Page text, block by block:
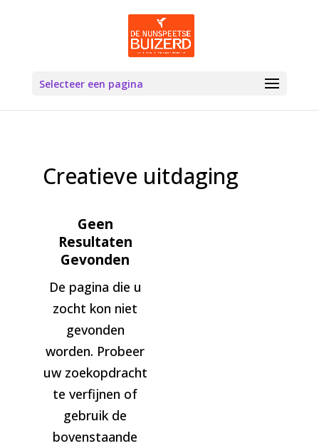
Selecteer een pagina
Creatieve uitdaging
Geen
Resultaten
Gevonden
De pagina die u
zocht kon niet
gevonden
worden. Probeer
uw zoekopdracht
te verfijnen of
gebruik de
bovenstaande